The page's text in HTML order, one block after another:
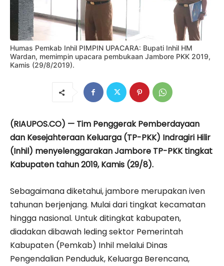
Humas Pemkab Inhil PIMPIN UPACARA: Bupati Inhil HM
Wardan, memimpin upacara pembukaan Jambore PKK 2019,
Kamis (29/8/2019).
(RIAUPOS.CO) — Tim Penggerak Pemberdayaan
dan Kesejahteraan Keluarga (TP-PKK) Indragiri Hilir
(Inhil) menyelenggarakan Jambore TP-PKK tingkat
Kabupaten tahun 2019, Kamis (29/8).
Sebagaimana diketahui, jambore merupakan iven
tahunan berjenjang. Mulai dari tingkat kecamatan
hingga nasional. Untuk ditingkat kabupaten,
diadakan dibawah leding sektor Pemerintah
Kabupaten (Pemkab) Inhil melalui Dinas
Pengendalian Penduduk, Keluarga Berencana,